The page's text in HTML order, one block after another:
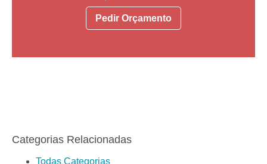
Pedir Orçamento
Categorias Relacionadas
Todas Categorias